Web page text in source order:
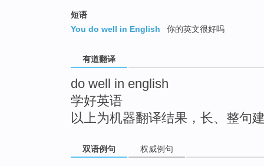
短语
You do well in English
你的英文很好吗
有道翻译
do well in english
学好英语
以上为机器翻译结果，长、整句
双语例句 权威例句